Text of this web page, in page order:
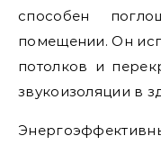
способен
помещении. Он
потолков и
звукоизоляции в